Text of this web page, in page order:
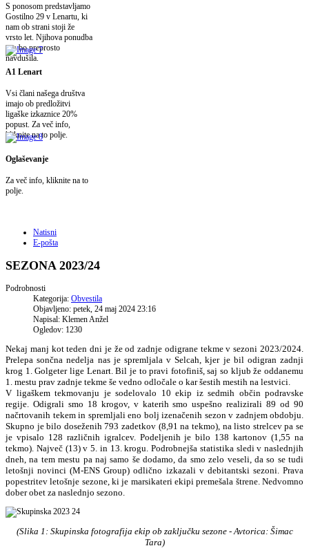
S ponosom predstavljamo
Gostilno 29 v Lenartu, ki
nam ob strani stoji že
vrsto let. Njihova ponudba
vas bo preprosto
navdušila.
A1 Lenart
Vsi člani našega društva
imajo ob predložitvi
ligaške izkaznice 20%
popust. Za več info,
kliknite na to polje.
Oglaševanje
Za več info, kliknite na to
polje.
Natisni
E-pošta
SEZONA 2023/24
Podrobnosti
Kategorija: Obvestila
Objavljeno: petek, 24 maj 2024 23:16
Napisal: Klemen Anžel
Ogledov: 1230
Nekaj manj kot teden dni je že od zadnje odigrane tekme v sezoni 2023/2024.
Prelepa sončna nedelja nas je spremljala v Selcah, kjer je bil odigran zadnji
krog 1. Golgeter lige Lenart. Bil je to pravi fotofiniš, saj so kljub že oddanemu
1. mestu prav zadnje tekme še vedno odločale o kar šestih mestih na lestvici.
V ligaškem tekmovanju je sodelovalo 10 ekip iz sedmih občin podravske
regije. Odigrali smo 18 krogov, v katerih smo uspešno realizirali 89 od 90
načrtovanih tekem in spremljali eno bolj izenačenih sezon v zadnjem obdobju.
Skupno je bilo doseženih 793 zadetkov (8,91 na tekmo), na listo strelcev pa se
je vpisalo 128 različnih igralcev. Podeljenih je bilo 138 kartonov (1,55 na
tekmo). Največ (13) v 5. in 13. krogu. Podrobnejša statistika sledi v naslednjih
dneh, na tem mestu pa naj samo še dodamo, da smo zelo veseli, da so se tudi
letošnji novinci (M-ENS Group) odlično izkazali v debitantski sezoni. Prava
popestritev letošnje sezone, ki je marsikateri ekipi premešala štrene. Nedvomno
dober obet za naslednjo sezono.
(Slika 1: Skupinska fotografija ekip ob zaključku sezone - Avtorica: Šimac
Tara)